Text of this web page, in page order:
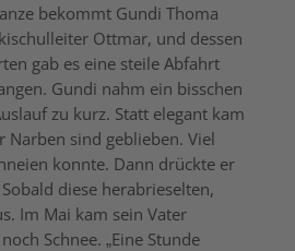
bekommt Gundi Thoma
Ottmar, und dessen
gab es eine steile Abfahrt
Gundi nahm ein bisschen
zu kurz. Statt elegant kam
Narben sind geblieben. Viel
konnte. Dann drückte er
diese herabrieselten,
Im Mai kam sein Vater
Schnee. „Eine Stunde